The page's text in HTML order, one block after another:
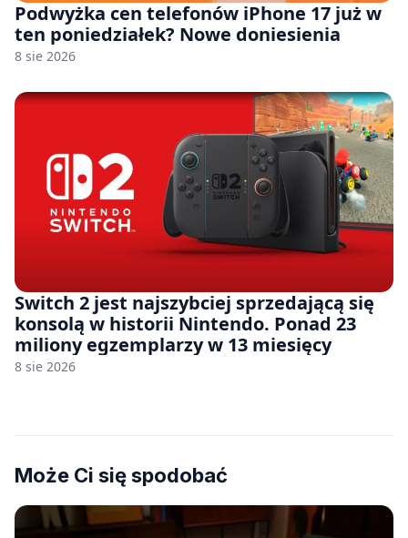
Podwyżka cen telefonów iPhone 17 już w
ten poniedziałek? Nowe doniesienia
8 sie 2026
Switch 2 jest najszybciej sprzedającą się
konsolą w historii Nintendo. Ponad 23
miliony egzemplarzy w 13 miesięcy
8 sie 2026
Może Ci się spodobać